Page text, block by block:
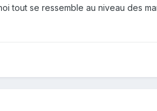
tout se ressemble au niveau des